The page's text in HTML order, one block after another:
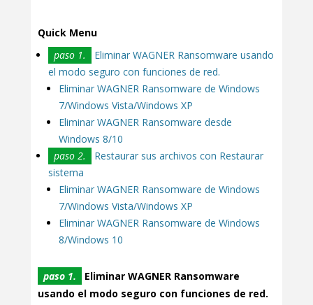
Quick Menu
paso 1.
Eliminar WAGNER Ransomware usando
el modo seguro con funciones de red.
Eliminar WAGNER Ransomware de Windows
7/Windows Vista/Windows XP
Eliminar WAGNER Ransomware desde
Windows 8/10
paso 2.
Restaurar sus archivos con Restaurar
sistema
Eliminar WAGNER Ransomware de Windows
7/Windows Vista/Windows XP
Eliminar WAGNER Ransomware de Windows
8/Windows 10
paso 1.
Eliminar WAGNER Ransomware
usando el modo seguro con funciones de red.